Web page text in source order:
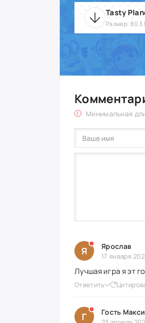
Tasty
Размер: 80.3
Минимальная
Я Ярослав
17 января
Лучшая игра я эт
Ответить
Г Гость